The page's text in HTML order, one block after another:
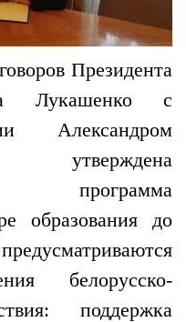
Президента
Лукашенко с
Александром
программа
образования до
белорусско-
поддержка